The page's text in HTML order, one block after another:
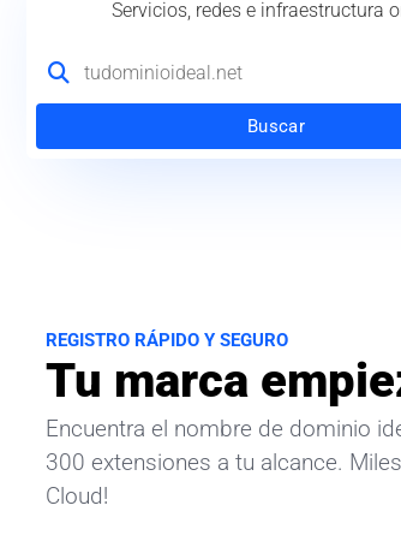
Servicios, redes e infraestructura
Buscar
REGISTRO RÁPIDO Y SEGURO
Tu marca
Encuentra el nombre de dominio
300 extensiones a tu alcance.
Cloud!